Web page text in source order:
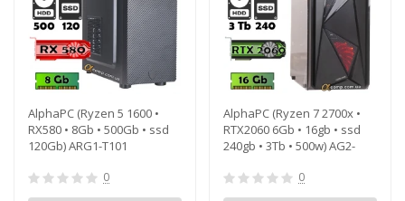
AlphaPC (Ryzen 5 1600 •
RX580 • 8Gb • 500Gb • ssd
120Gb) ARG1-T101
0
AlphaPC (Ryzen 7 2700x •
RTX2060 6Gb • 16gb • ssd
240gb • 3Tb • 500w) AG2-
0